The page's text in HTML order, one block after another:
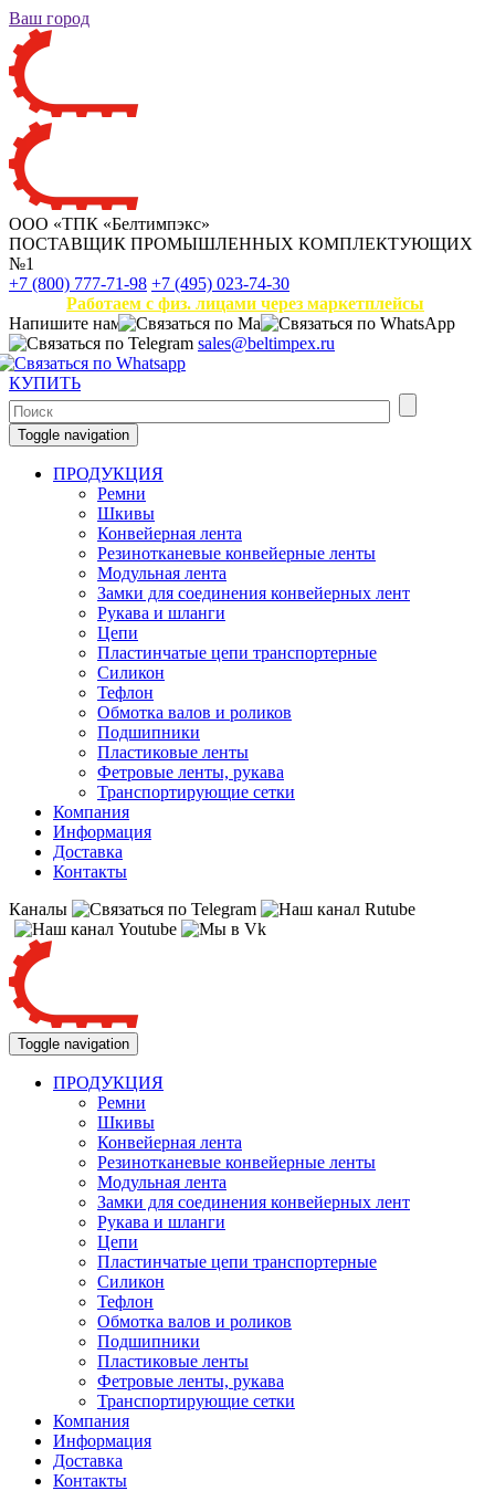
Ваш город
ООО «ТПК «Белтимпэкс»
ПОСТАВЩИК ПРОМЫШЛЕННЫХ КОМПЛЕКТУЮЩИХ
№1
+7 (800) 777-71-98 +7 (495) 023-74-30
Работаем с физ. лицами через маркетплейсы
Напишите нам
sales@beltimpex.ru
КУПИТЬ
Toggle navigation
ПРОДУКЦИЯ
Ремни
Шкивы
Конвейерная лента
Резинотканевые конвейерные ленты
Модульная лента
Замки для соединения конвейерных лент
Рукава и шланги
Цепи
Пластинчатые цепи транспортерные
Силикон
Тефлон
Обмотка валов и роликов
Подшипники
Пластиковые ленты
Фетровые ленты, рукава
Транспортирующие сетки
Компания
Информация
Доставка
Контакты
Каналы
Toggle navigation
ПРОДУКЦИЯ
Ремни
Шкивы
Конвейерная лента
Резинотканевые конвейерные ленты
Модульная лента
Замки для соединения конвейерных лент
Рукава и шланги
Цепи
Пластинчатые цепи транспортерные
Силикон
Тефлон
Обмотка валов и роликов
Подшипники
Пластиковые ленты
Фетровые ленты, рукава
Транспортирующие сетки
Компания
Информация
Доставка
Контакты